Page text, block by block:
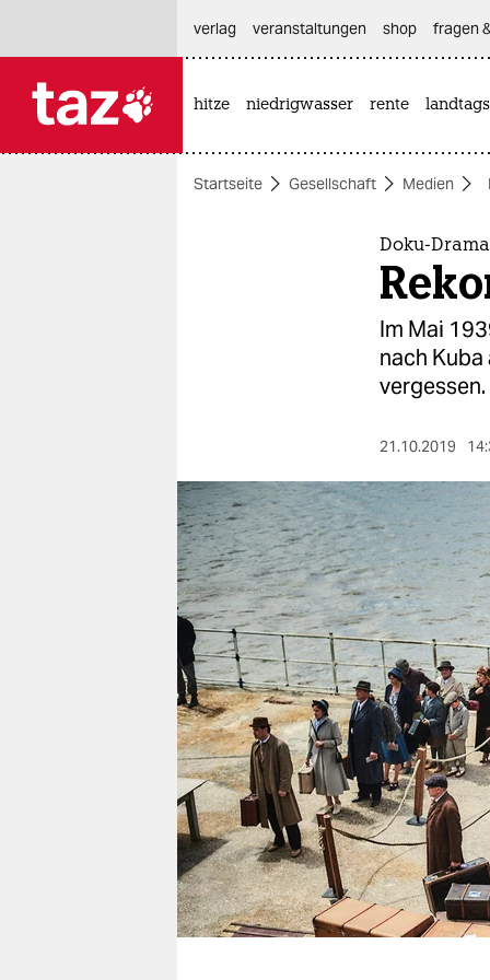
themen
berlin
nord
wahrheit
verlag
verlag
veranstaltungen
shop
fragen & hilfe
unterstützen
abo
genossenschaft
verlag
veranstaltungen shop fragen
hitze niedrigwasser rente
Startseite Gesellschaft Medien
Doku-
Im Mai
nach
vergessen.
21.10.2019